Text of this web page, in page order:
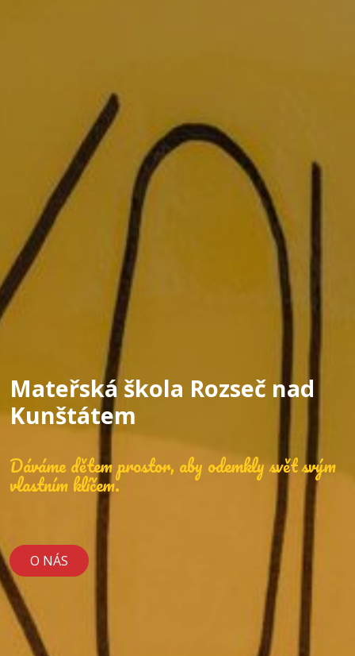
Mateřská škola Rozseč nad
Kunštátem
Dáváme dětem prostor, aby odemkly svět svým
vlastním klíčem.
O NÁS